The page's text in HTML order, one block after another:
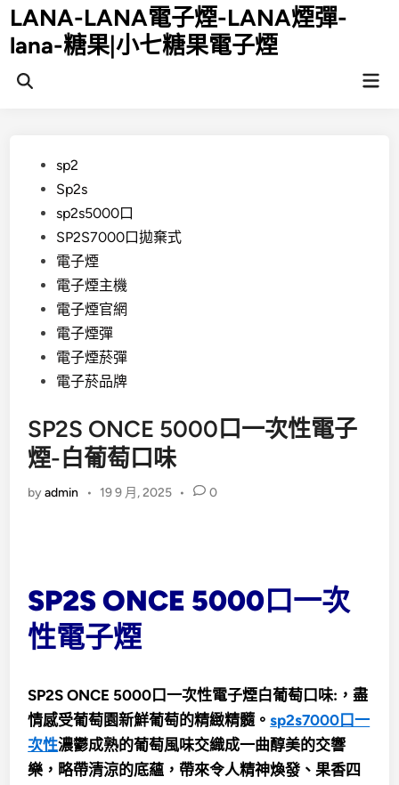
Skip
to
content
LANA-LANA電子煙-LANA煙彈-
lana-糖果|小七糖果電子煙
Open
Posted
sp2
Sp2s
sp2s5000口
SP2S7000口拋棄式
電子煙
電子煙主機
電子煙官網
電子煙彈
電子煙菸彈
電子菸品牌
SP2S ONCE 5000口一次性電子
煙-白葡萄口味
byadmin • 19 9 月, 2025 • 0
SP2S ONCE 5000口一次
性電子煙
SP2S ONCE 5000口一次性電子煙白葡萄口味:，盡
情感受葡萄園新鮮葡萄的精緻精髓。sp2s7000口一
次性濃鬱成熟的葡萄風味交織成一曲醇美的交響
樂，略帶清涼的底蘊，帶來令人精神煥發、果香四